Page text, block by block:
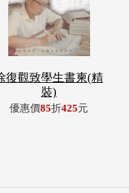
復觀致學生書柬(精
裝)
優惠價85折425元